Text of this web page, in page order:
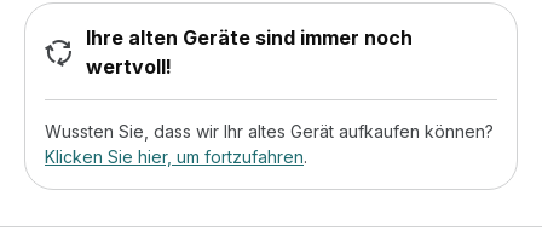
Ihre alten Geräte sind immer noch
wertvoll!
Wussten Sie, dass wir Ihr altes Gerät aufkaufen können?
Klicken Sie hier, um fortzufahren.